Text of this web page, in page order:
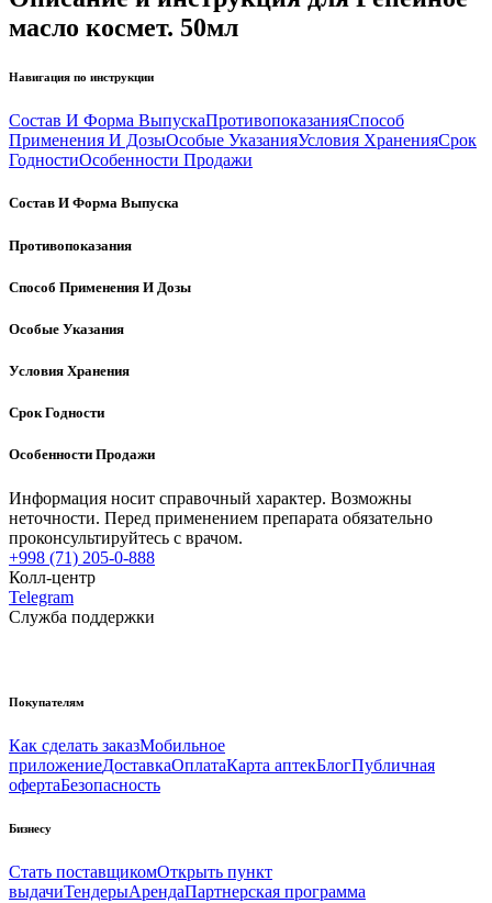
масло космет. 50мл
Навигация по инструкции
Состав И Форма ВыпускаПротивопоказанияСпособ
Применения И ДозыОсобые УказанияУсловия ХраненияСрок
ГодностиОсобенности Продажи
Состав И Форма Выпуска
Противопоказания
Способ Применения И Дозы
Особые Указания
Условия Хранения
Срок Годности
Особенности Продажи
Информация носит справочный характер. Возможны
неточности. Перед применением препарата обязательно
проконсультируйтесь с врачом.
+998 (71) 205-0-888
Колл-центр
Telegram
Служба поддержки
Покупателям
Как сделать заказМобильное
приложениеДоставкаОплатаКарта аптекБлогПубличная
офертаБезопасность
Бизнесу
Стать поставщикомОткрыть пункт
выдачиТендерыАрендаПартнерская программа